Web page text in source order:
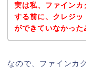
実は私、ファインカ
する前に、クレジ
ができていなかった
なので、ファインカ